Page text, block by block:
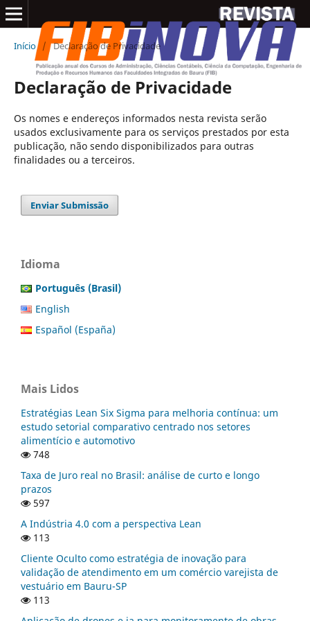
Início / Declaração de Privacidade
Declaração de Privacidade
Os nomes e endereços informados nesta revista serão
usados exclusivamente para os serviços prestados por esta
publicação, não sendo disponibilizados para outras
finalidades ou a terceiros.
Enviar Submissão
Idioma
Português (Brasil)
English
Español (España)
Mais Lidos
Estratégias Lean Six Sigma para melhoria contínua: um
estudo setorial comparativo centrado nos setores
alimentício e automotivo
748
Taxa de Juro real no Brasil: análise de curto e longo
prazos
597
A Indústria 4.0 com a perspectiva Lean
113
Cliente Oculto como estratégia de inovação para
validação de atendimento em um comércio varejista de
vestuário em Bauru-SP
113